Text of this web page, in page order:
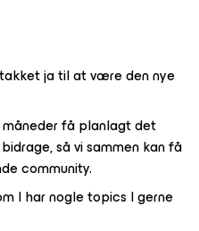
ja til at være den nye
få planlagt det
så vi sammen kan få
community.
I har nogle topics I gerne